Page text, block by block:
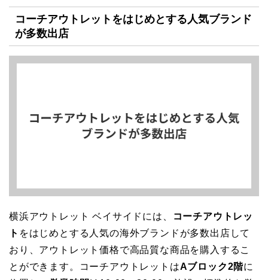
コーチアウトレットをはじめとする人気ブランド
が多数出店
横浜アウトレット ベイサイドには、
コーチアウトレッ
ト をはじめとする人気の海外ブランドが多数出店して
おり、アウトレット価格で高品質な商品を購入するこ
とができます。コーチアウトレットはAブロック2階に